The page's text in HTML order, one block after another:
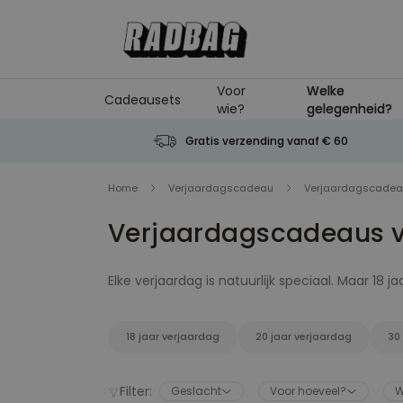
Cadeausets
Voor
wie?
Welke
gelegenheid?
Gratis verzending vanaf € 60
Home Verjaardagscadeau
Verjaardagscadeaus
Elke verjaardag is natuurlijk speciaal. Maar 18
18 jaar verjaardag 20 jaar verjaardag
Filter: Geslacht Voor hoeveel?